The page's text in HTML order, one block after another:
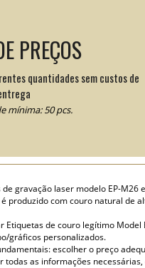
PREÇOS
quantidades sem custos de
mínima: 50 pcs.
gravação laser modelo EP-
produzido com couro natural de
Etiquetas de couro legítimo
gráficos personalizados.
escolher o preço
as informações